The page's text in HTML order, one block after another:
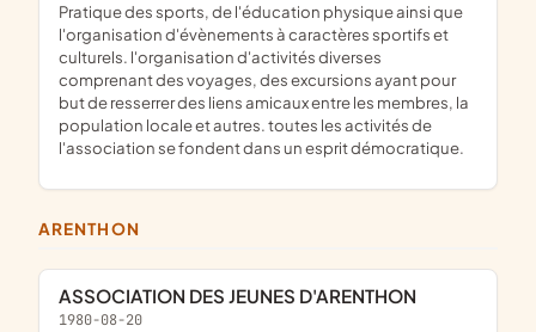
pratique des sports, de l'éducation physique ainsi que
l'organisation d'évènements à caractères sportifs et
culturels. l'organisation d'activités diverses
comprenant des voyages, des excursions ayant pour
but de resserrer des liens amicaux entre les membres, la
population locale et autres. toutes les activités de
l'association se fondent dans un esprit démocratique.
ARENTHON
ASSOCIATION DES JEUNES D'ARENTHON
1980-08-20